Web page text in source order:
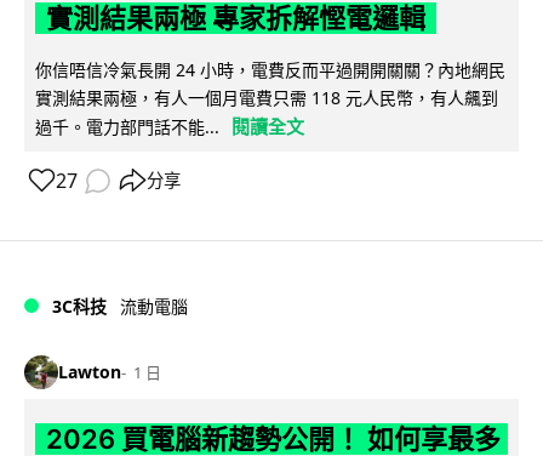
實測結果兩極 專家拆解慳電邏輯
你信唔信冷氣長開 24 小時，電費反而平過開開關關？內地網民
實測結果兩極，有人一個月電費只需 118 元人民幣，有人飆到
過千。電力部門話不能...
閱讀全文
27 分享
3C科技 流動電腦
Lawton 1 日
2026 買電腦新趨勢公開！ 如何享最多